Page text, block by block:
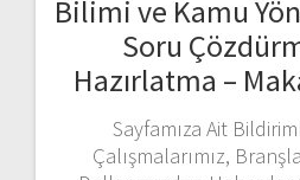
Bilimi ve Kamu
Soru
Hazırlatma –
Sayfamıza Ait
Çalışmalarımız,